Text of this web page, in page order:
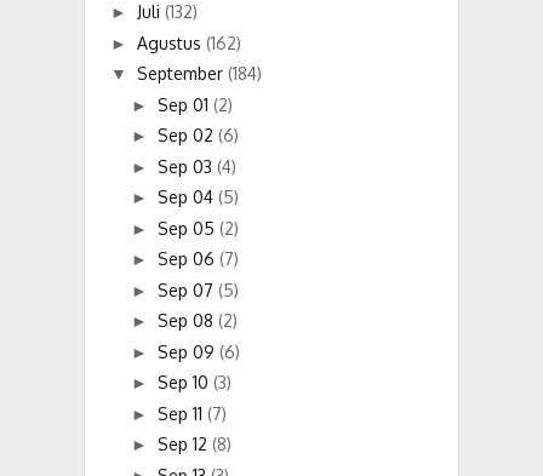
► Juli (132)
► Agustus (162)
▼ September (184)
► Sep 01 (2)
► Sep 02 (6)
► Sep 03 (4)
► Sep 04 (5)
► Sep 05 (2)
► Sep 06 (7)
► Sep 07 (5)
► Sep 08 (2)
► Sep 09 (6)
► Sep 10 (3)
► Sep 11 (7)
► Sep 12 (8)